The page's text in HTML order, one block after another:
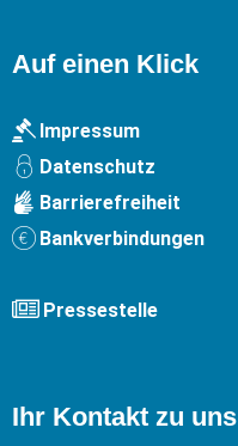
Auf einen Klick
Impressum
Datenschutz
Barrierefreiheit
Bankverbindungen
Pressestelle
Ihr Kontakt zu uns